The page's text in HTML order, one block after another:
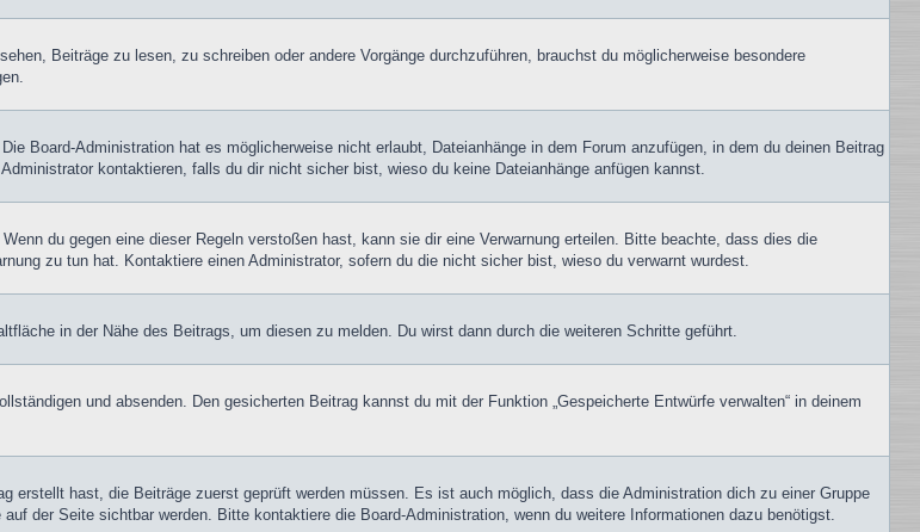
Beiträge zu lesen, zu schreiben oder andere Vorgänge durchzuführen, brauchst du möglicherweise besondere
Board-Administration hat es möglicherweise nicht erlaubt, Dateianhänge in dem Forum anzufügen, in dem du deinen Beitrag
kontaktieren, falls du dir nicht sicher bist, wieso du keine Dateianhänge anfügen kannst.
du gegen eine dieser Regeln verstoßen hast, kann sie dir eine Verwarnung erteilen. Bitte beachte, dass dies die
zu tun hat. Kontaktiere einen Administrator, sofern du die nicht sicher bist, wieso du verwarnt wurdest.
in der Nähe des Beitrags, um diesen zu melden. Du wirst dann durch die weiteren Schritte geführt.
und absenden. Den gesicherten Beitrag kannst du mit der Funktion „Gespeicherte Entwürfe verwalten“ in deinem
erstellt hast, die Beiträge zuerst geprüft werden müssen. Es ist auch möglich, dass die Administration dich zu einer Gruppe
der Seite sichtbar werden. Bitte kontaktiere die Board-Administration, wenn du weitere Informationen dazu benötigst.